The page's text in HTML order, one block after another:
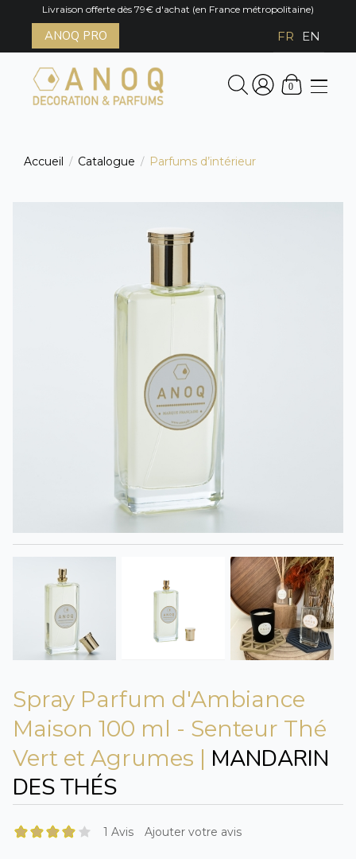
Livraison offerte dès 79€ d'achat (en France métropolitaine)
ANOQ PRO FR EN
0
Accueil / Catalogue / Parfums d’intérieur
Spray Parfum d'Ambiance
Maison 100 ml - Senteur Thé
Vert et Agrumes | MANDARIN
DES THÉS
1 Avis Ajouter votre avis